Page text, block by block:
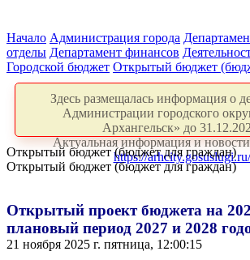
Начало Администрация города
отделы Департамент финансов
Городской бюджет Открытый бюджет
Здесь размещалась информация о
Администрации городского
Архангельск» до
Актуальная информация и новости
https://arhcity.gosuslugi.ru/
Открытый бюджет (бюджет для граждан)
Открытый бюджет (бюджет для граждан)
Открытый проект бюджета на
плановый период 2027 и 2028
21 ноября 2025 г. пятница, 12:00:15